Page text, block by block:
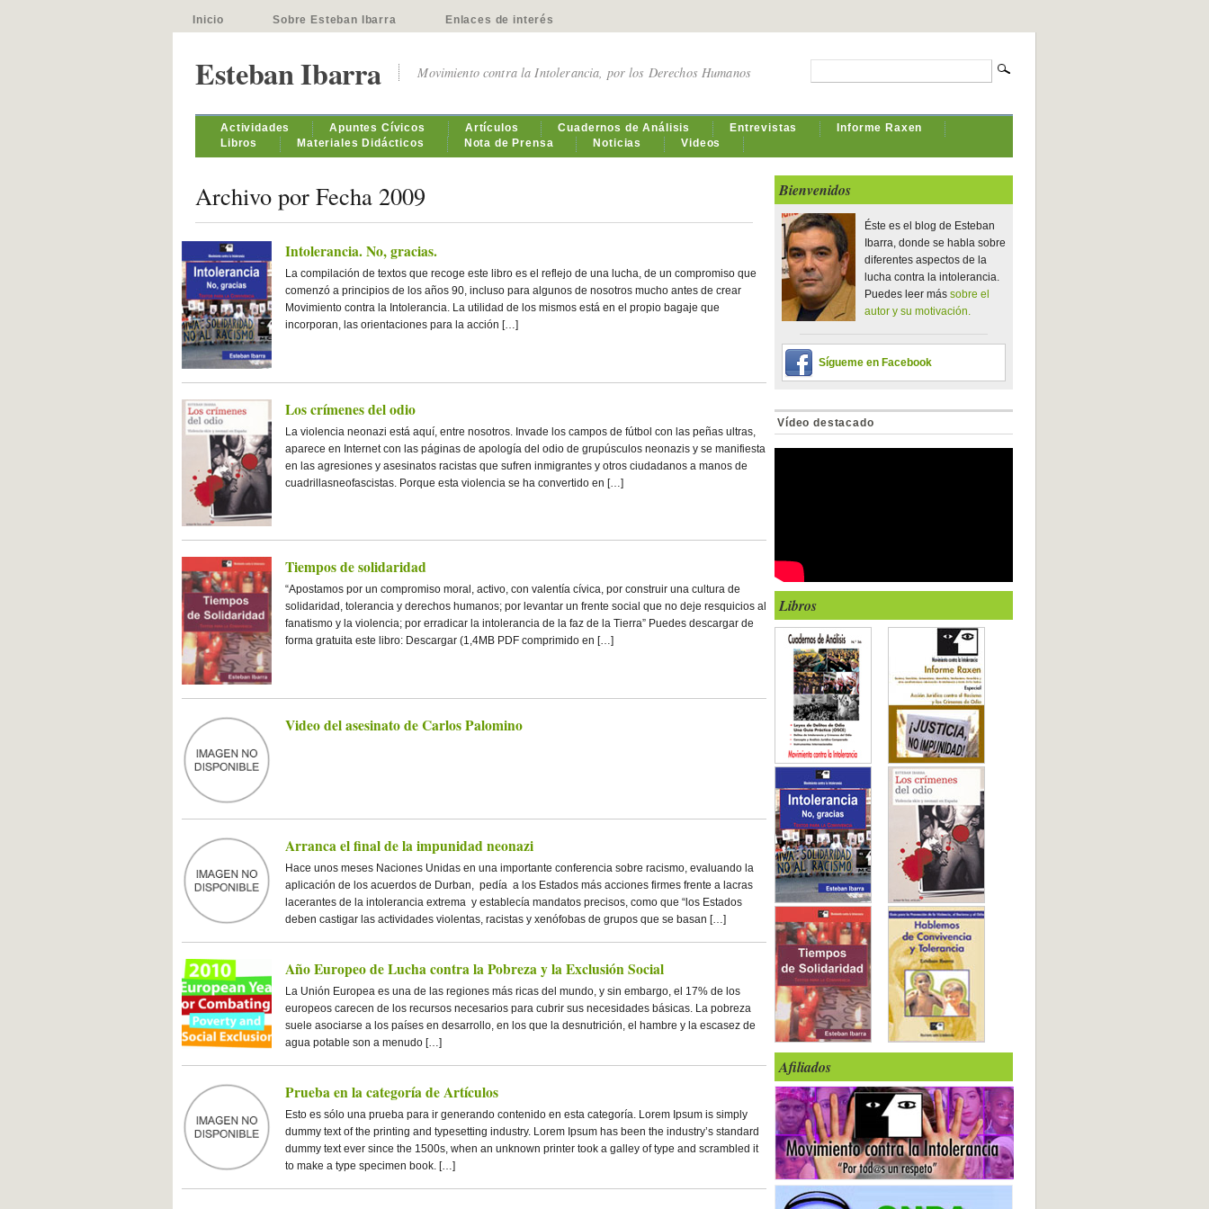
Inicio Sobre Esteban Ibarra Enlaces de interés
Esteban Ibarra Movimiento contra la Intolerancia, por los Derechos Humanos
Actividades Apuntes Cívicos Artículos Cuadernos de Análisis Entrevistas
Informe Raxen
Libros
Materiales Didácticos Nota de Prensa Noticias Videos
Archivo por Fecha 2009
Intolerancia. No, gracias.
La compilación de textos que recoge este libro es el reflejo de una lucha, de un compromiso que
comenzó a principios de los años 90, incluso para algunos de nosotros mucho antes de crear
Movimiento contra la Intolerancia. La utilidad de los mismos está en el propio bagaje que
incorporan, las orientaciones para la acción […]
Los crímenes del odio
La violencia neonazi está aquí, entre nosotros. Invade los campos de fútbol con las peñas ultras,
aparece en Internet con las páginas de apología del odio de grupúsculos neonazis y se manifiesta
en las agresiones y asesinatos racistas que sufren inmigrantes y otros ciudadanos a manos de
cuadrillasneofascistas. Porque esta violencia se ha convertido en […]
Tiempos de solidaridad
“Apostamos por un compromiso moral, activo, con valentía cívica, por construir una cultura de
solidaridad, tolerancia y derechos humanos; por levantar un frente social que no deje resquicios al
fanatismo y la violencia; por erradicar la intolerancia de la faz de la Tierra” Puedes descargar de
forma gratuita este libro: Descargar (1,4MB PDF comprimido en […]
Video del asesinato de Carlos Palomino
Arranca el final de la impunidad neonazi
Hace unos meses Naciones Unidas en una importante conferencia sobre racismo, evaluando la
aplicación de los acuerdos de Durban, pedía a los Estados más acciones firmes frente a lacras
lacerantes de la intolerancia extrema y establecía mandatos precisos, como que “los Estados
deben castigar las actividades violentas, racistas y xenófobas de grupos que se basan […]
Año Europeo de Lucha contra la Pobreza y la Exclusión Social
La Unión Europea es una de las regiones más ricas del mundo, y sin embargo, el 17% de los
europeos carecen de los recursos necesarios para cubrir sus necesidades básicas. La pobreza
suele asociarse a los países en desarrollo, en los que la desnutrición, el hambre y la escasez de
agua potable son a menudo […]
Prueba en la categoría de Artículos
Esto es sólo una prueba para ir generando contenido en esta categoría. Lorem Ipsum is simply
dummy text of the printing and typesetting industry. Lorem Ipsum has been the industry’s standard
dummy text ever since the 1500s, when an unknown printer took a galley of type and scrambled it
to make a type specimen book. […]
Bienvenidos
Éste es el blog de Esteban
Ibarra, donde se habla sobre
diferentes aspectos de la
lucha contra la intolerancia.
Puedes leer más sobre el
autor y su motivación.
Sígueme en Facebook
Vídeo destacado
Libros
Afiliados